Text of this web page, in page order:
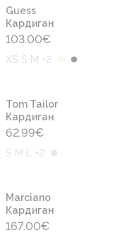
Guess
Кардиган
103.00€
XS S M +2
Tom Tailor
Кардиган
62.99€
S M L +2
Marciano
Кардиган
167.00€